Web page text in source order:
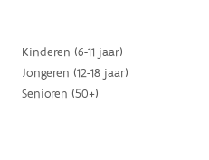
Kinderen (6-11 jaar)
Jongeren (12-18 jaar)
Senioren (50+)